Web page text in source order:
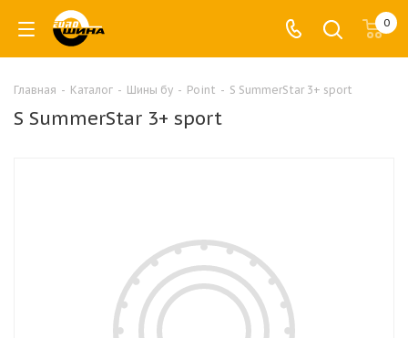
0
Главная - Каталог - Шины бу - Point - S SummerStar 3+ sport
S SummerStar 3+ sport